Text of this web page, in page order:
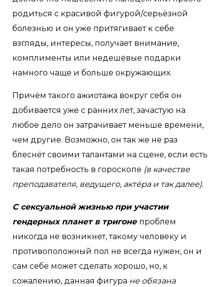
родиться с красивой фигурой/серьёзной
болезнью и он уже притягивает к себе
взгляды, интересы, получает внимание,
комплименты или недешёвые подарки
намного чаще и больше окружающих.
Причём такого ажиотажа вокруг себя он
добивается уже с ранних лет, зачастую на
любое дело он затрачивает меньше времени,
чем другие. Возможно, он так же не раз
блеснёт своими талантами на сцене, если есть
такая потребность в гороскопе (в качестве
преподавателя, ведущего, актёра и так далее).
С сексуальной жизнью при участии
гендерных планет в тригоне проблем
никогда не возникнет, такому человеку и
противоположный пол не всегда нужен, он и
сам себе может сделать хорошо, но, к
сожалению, данная фигура не обязана